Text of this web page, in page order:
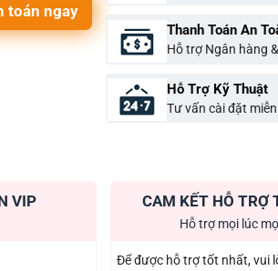
toán ngay
Thanh Toán An
Hỗ trợ Ngân hàng
Hỗ Trợ Kỹ Thuật
Tư vấn cài đặt
VIP CAM KẾT HỖ TRỢ
Hỗ trợ mọi lúc
Để được hỗ trợ tốt nhất, vui